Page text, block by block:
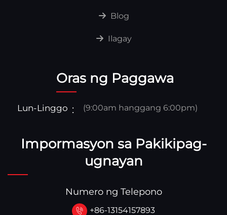
Blog
Ilagay
Oras ng Paggawa
Lun-Linggo (9:00am hanggang 6:00pm)
Impormasyon sa Pakikipag-
ugnayan
Numero ng Telepono
+86-13154157893